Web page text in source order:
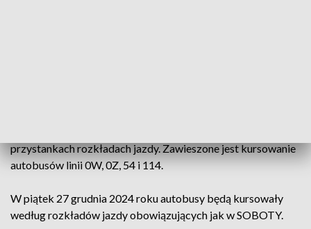
przystankach rozkładach jazdy. Zawieszone jest kursowanie
autobusów linii 0W, 0Z, 54 i 114.
W piątek 27 grudnia 2024 roku autobusy będą kursowały
według rozkładów jazdy obowiązujących jak w SOBOTY.